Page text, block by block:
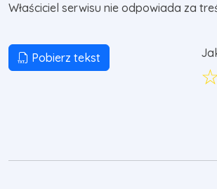
Właściciel serwisu nie odpowiada za
Pobierz tekst